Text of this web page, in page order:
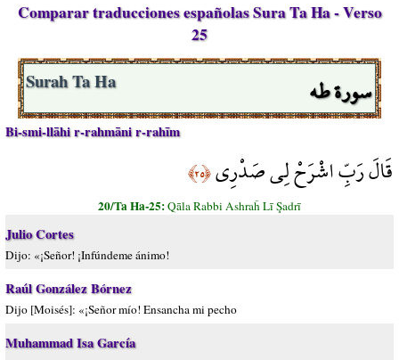
Comparar traducciones españolas Sura Ta Ha - Verso
25
سورة طه Surah Ta Ha
Bi-smi-llāhi r-rahmāni r-rahīm
قَالَ رَبِّ اشْرَحْ لِي صَدْرِي﴿٢٥﴾
20/Ta Ha-25:Qāla Rabbi Ashraĥ Lī Şadrī
Julio Cortes
Dijo: «¡Señor! ¡Infúndeme ánimo!
Raúl González Bórnez
Dijo [Moisés]: «¡Señor mío! Ensancha mi pecho
Muhammad Isa García